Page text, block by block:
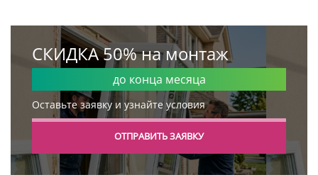
СКИДКА 50% на монтаж
до конца месяца
Оставьте заявку и узнайте условия
ОТПРАВИТЬ ЗАЯВКУ